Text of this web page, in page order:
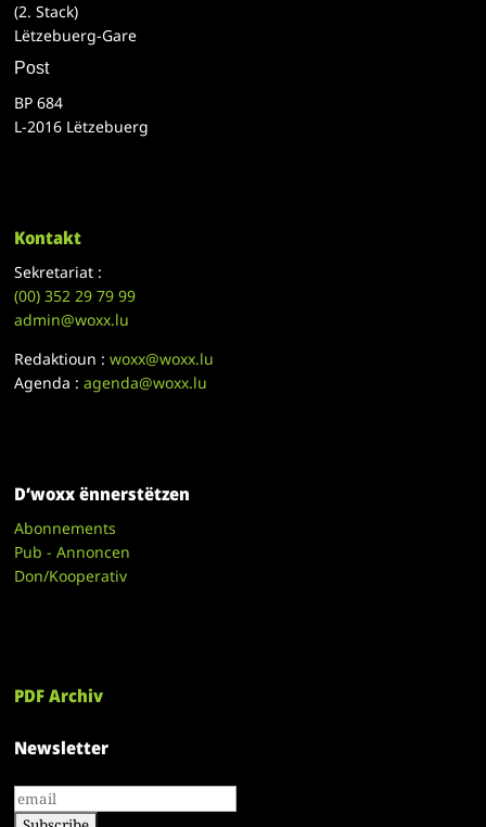
(2. Stack)
Lëtzebuerg-Gare
Post
BP 684
L-2016 Lëtzebuerg
Kontakt
Sekretariat :
(00)352 29 79 99
admin@woxx.lu
Redaktioun :woxx@woxx.lu
Agenda :agenda@woxx.lu
D’woxx ënnerstëtzen
Abonnements
Pub - Annoncen
Don/Kooperativ
PDF Archiv
Newsletter